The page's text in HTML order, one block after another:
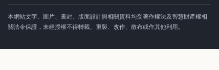
本網站文字、圖片、書封、版面設計與相關資料均受著作權法及智慧財產權相
關法令保護，未經授權不得轉載、重製、改作、散布或作其他利用。